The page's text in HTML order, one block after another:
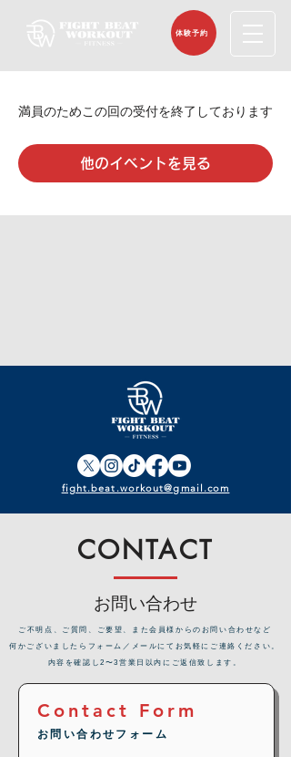
体験予約
満員のためこの回の受付を終了しております
他のイベントを見る
fight.beat.workout@gmail.com
CONTACT
お問い合わせ
​ご不明点、ご質問、ご要望、また会員様からのお問い合わせなど
何かございましたらフォーム／メールにてお気軽にご連絡ください。
内容を確認し2〜3営業日以内にご返信致します。
Contact Form
お問い合わせフォーム